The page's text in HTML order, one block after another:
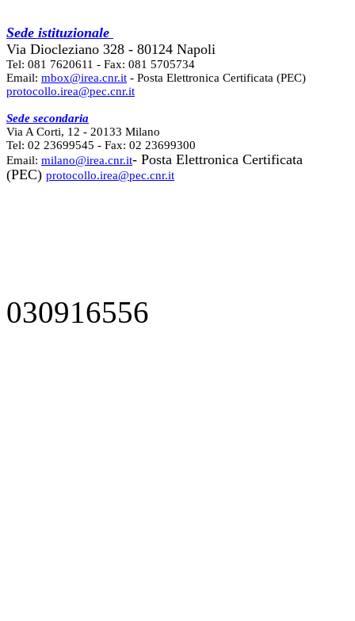
Sede istituzionale
Via Diocleziano 328 - 80124 Napoli
Tel: 081 7620611 - Fax: 081 5705734
Email: mbox@irea.cnr.it - Posta Elettronica Certificata (PEC)
protocollo.irea@pec.cnr.it
Sede secondaria
Via A Corti, 12 - 20133 Milano
Tel: 02 23699545 - Fax: 02 23699300
Email: milano@irea.cnr.it- Posta Elettronica Certificata
(PEC) protocollo.irea@pec.cnr.it
030916556